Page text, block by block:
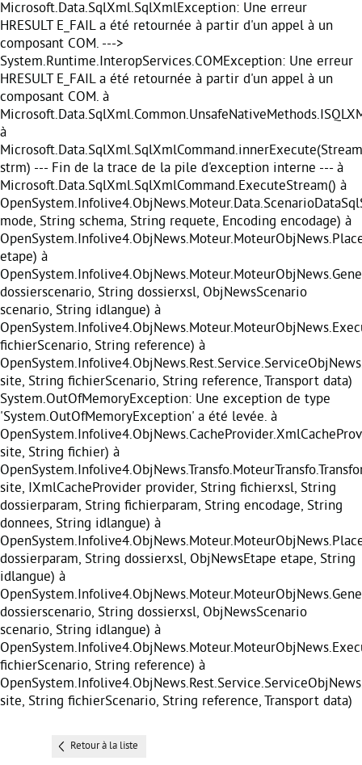
Microsoft.Data.SqlXml.SqlXmlException: Une erreur
HRESULT E_FAIL a été retournée à partir d'un appel à un
composant COM. --->
System.Runtime.InteropServices.COMException: Une erreur
HRESULT E_FAIL a été retournée à partir d'un appel à un
composant COM. à
à
Microsoft.Data.SqlXml.SqlXmlCommand.innerExecute(Stream
strm) --- Fin de la trace de la pile d'exception interne --- à
Microsoft.Data.SqlXml.SqlXmlCommand.ExecuteStream() à
mode, String schema, String requete, Encoding encodage) à
etape) à
dossierscenario, String dossierxsl, ObjNewsScenario
scenario, String idlangue) à
fichierScenario, String reference) à
site, String fichierScenario, String reference, Transport data)
System.OutOfMemoryException: Une exception de type
'System.OutOfMemoryException' a été levée. à
site, String fichier) à
site, IXmlCacheProvider provider, String fichierxsl, String
dossierparam, String fichierparam, String encodage, String
donnees, String idlangue) à
dossierparam, String dossierxsl, ObjNewsEtape etape, String
idlangue) à
dossierscenario, String dossierxsl, ObjNewsScenario
scenario, String idlangue) à
fichierScenario, String reference) à
site, String fichierScenario, String reference, Transport data)
Retour à la liste